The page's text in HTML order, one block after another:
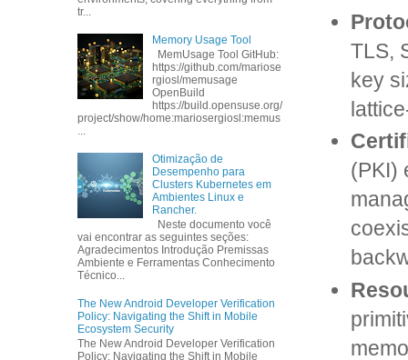
TLS,
key
(PKI)
tr...
Memory Usage Tool
MemUsage Tool GitHub:
https://github.com/mariose
rgiosl/memusage
OpenBuild
https://build.opensuse.org/
project/show/home:mariosergiosl:memus
...
Otimização de
Desempenho para
Clusters Kubernetes em
Ambientes Linux e
Rancher.
Neste documento você
vai encontrar as seguintes seções:
Agradecimentos Introdução Premissas
Ambiente e Ferramentas Conhecimento
Técnico...
The New Android Developer Verification
Policy: Navigating the Shift in Mobile
Ecosystem Security
The New Android Developer Verification
Policy: Navigating the Shift in Mobile